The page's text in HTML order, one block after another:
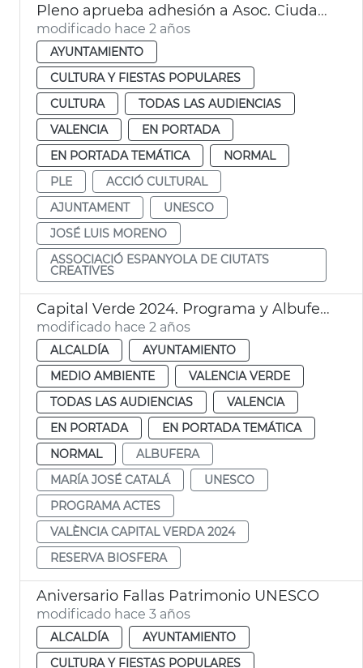
Pleno aprueba adhesión a Asoc. Ciudades Creativas Unesco
modificado hace 2 años
AYUNTAMIENTO
CULTURA Y FIESTAS POPULARES
CULTURA
TODAS LAS AUDIENCIAS
VALENCIA
EN PORTADA
EN PORTADA TEMÁTICA
NORMAL
PLE
ACCIÓ CULTURAL
AJUNTAMENT
UNESCO
JOSÉ LUIS MORENO
ASSOCIACIÓ ESPANYOLA DE CIUTATS
CREATIVES
Capital Verde 2024. Programa y Albufera
modificado hace 2 años
ALCALDÍA
AYUNTAMIENTO
MEDIO AMBIENTE
VALENCIA VERDE
TODAS LAS AUDIENCIAS
VALENCIA
EN PORTADA
EN PORTADA TEMÁTICA
NORMAL
ALBUFERA
MARÍA JOSÉ CATALÁ
UNESCO
PROGRAMA ACTES
VALÈNCIA CAPITAL VERDA 2024
RESERVA BIOSFERA
Aniversario Fallas Patrimonio UNESCO
modificado hace 3 años
ALCALDÍA
AYUNTAMIENTO
CULTURA Y FIESTAS POPULARES